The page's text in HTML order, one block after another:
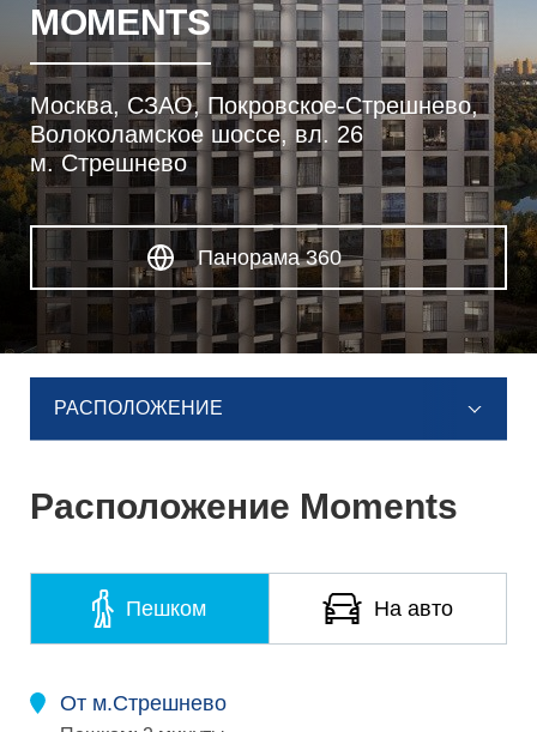
MOMENTS
Москва, СЗАО, Покровское-Стрешнево,
Волоколамское шоссе, вл. 26
м. Стрешнево
Панорама 360
РАСПОЛОЖЕНИЕ
Расположение Moments
Пешком На авто
От м.Стрешнево